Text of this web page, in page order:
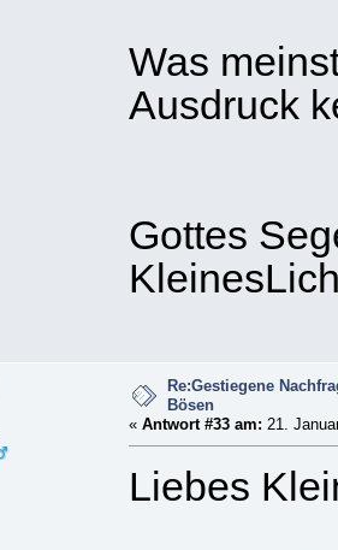
Was
Ausdruck
Gottes
Re:Gestiegene
Bösen
« Antwort #33 am: 21.
Liebes